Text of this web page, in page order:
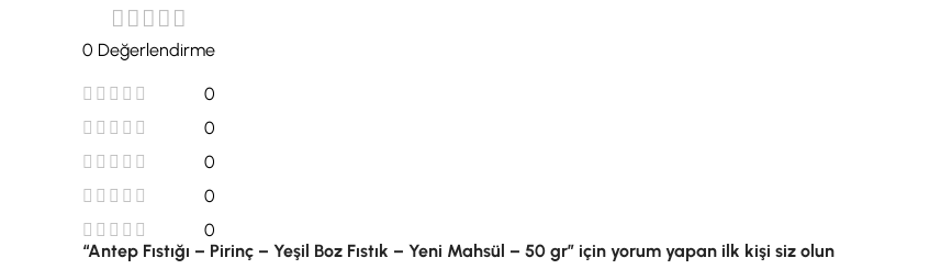
0 Değerlendirme
0
0
0
0
0
“Antep Fıstığı – Pirinç – Yeşil Boz Fıstık – Yeni Mahsül – 50 gr” için yorum yapan ilk kişi siz olun